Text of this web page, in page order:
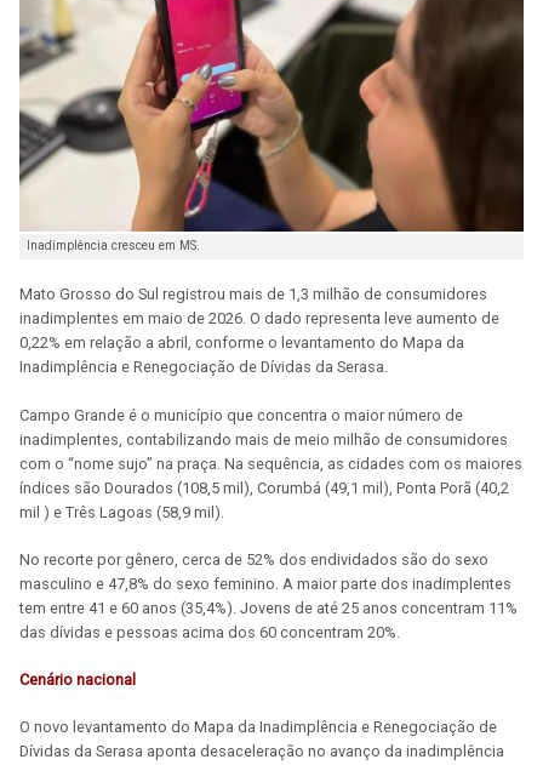
Inadimplência cresceu em MS.
Mato Grosso do Sul registrou mais de 1,3 milhão de consumidores
inadimplentes em maio de 2026. O dado representa leve aumento de
0,22% em relação a abril, conforme o levantamento do Mapa da
Inadimplência e Renegociação de Dívidas da Serasa.
Campo Grande é o município que concentra o maior número de
inadimplentes, contabilizando mais de meio milhão de consumidores
com o “nome sujo” na praça. Na sequência, as cidades com os maiores
índices são Dourados (108,5 mil), Corumbá (49,1 mil), Ponta Porã (40,2
mil ) e Três Lagoas (58,9 mil).
No recorte por gênero, cerca de 52% dos endividados são do sexo
masculino e 47,8% do sexo feminino. A maior parte dos inadimplentes
tem entre 41 e 60 anos (35,4%). Jovens de até 25 anos concentram 11%
das dívidas e pessoas acima dos 60 concentram 20%.
Cenário nacional
O novo levantamento do Mapa da Inadimplência e Renegociação de
Dívidas da Serasa aponta desaceleração no avanço da inadimplência